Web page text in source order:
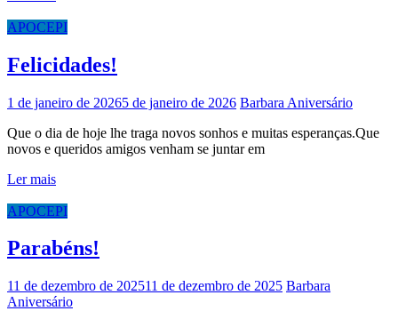
APOCEPI
Felicidades!
1 de janeiro de 20265 de janeiro de 2026 Barbara Aniversário
Que o dia de hoje lhe traga novos sonhos e muitas esperanças.Que
novos e queridos amigos venham se juntar em
Ler mais
APOCEPI
Parabéns!
11 de dezembro de 202511 de dezembro de 2025 Barbara
Aniversário